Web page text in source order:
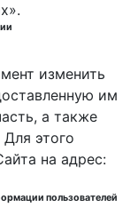
изменить
им
а также
этого
на адрес:
пользователей